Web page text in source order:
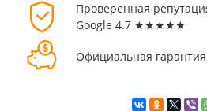
Проверенная
Google 4.7 ★★★★★
Официальная